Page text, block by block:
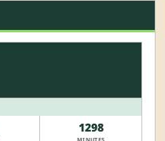
1298
MINUTES